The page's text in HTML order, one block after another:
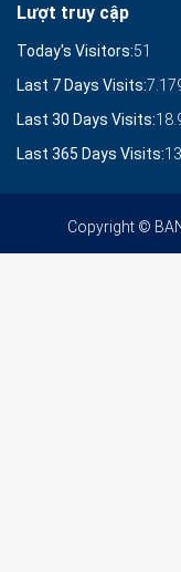
Lượt truy cập
Today's Visitors:51
Last 7 Days Visits:
Last 30 Days Visits:
Last 365 Days Visits:
Copyright ©